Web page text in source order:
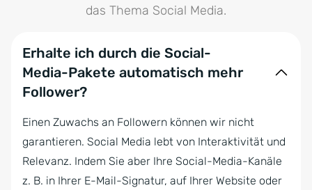
das Thema Social Media.
Erhalte ich durch die Social-
Media-Pakete automatisch mehr
Follower?
Einen Zuwachs an Followern können wir nicht
garantieren. Social Media lebt von Interaktivität und
Relevanz. Indem Sie aber Ihre Social-Media-Kanäle
z. B. in Ihrer E-Mail-Signatur, auf Ihrer Website oder